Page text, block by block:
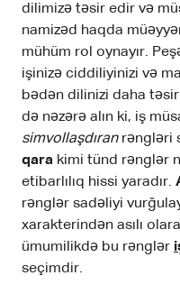
dilimizə təsir edir və
namizəd haqda
mühüm rol oynayır.
işinizə ciddiliyinizi və
bədən dilinizi daha
də nəzərə alın ki, iş
simvollaşdıranrəngləri
qara kimi tünd rənglər
etibarlılıq hissi yaradır.
rənglər sadəliyi
xarakterindən asılı
ümumilikdə bu rənglər
seçimdir.